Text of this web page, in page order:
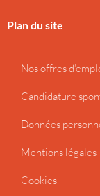
Plan du site
Nos offres
Candidature
Données
Mentions légales
Cookies